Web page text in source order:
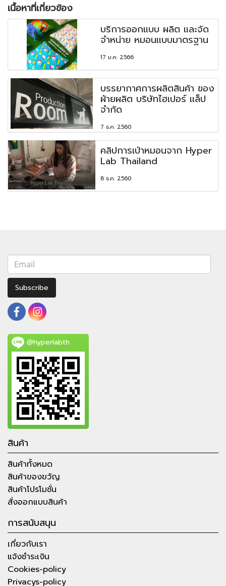
เนื้อหาที่เกี่ยวข้อง
บริการออกแบบ ผลิต และจัด
จำหน่าย หมอนแบบมาตรฐาน
17 ม.ค. 2566
บรรยากาศการผลิตสินค้า ของ
ฝ่ายผลิต บริษัทไฮเปอร์ แล็ป
จำกัด
7 ธ.ค. 2560
คลิปการเป่าหมอนจาก Hyper
Lab Thailand
8 ธ.ค. 2560
Subscribe
@hyperlabth
สินค้า
สินค้าทั้งหมด
สินค้าของขวัญ
สินค้าโปรโมชั่น
สั่งออกแบบสินค้า
การสนับสนุน
เกี่ยวกับเรา
แจ้งชำระเงิน
Cookies-policy
Privacys-policy